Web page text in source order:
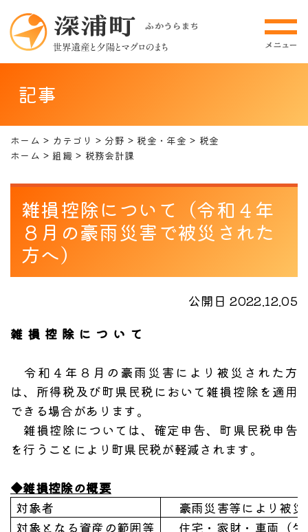
記事
ホーム カテゴリ 分野 税金・年金
税金
ホーム
組織 税務会計課
雑損控除について（令和４年
８月の豪雨災害で被災された
方へ）
公開日 2022.12.05
雑損控除について
令和４年８月の豪雨災害により被災された方
は、所得税及び町県民税において雑損控除を適用
できる場合があります。
雑損控除については、確定申告、町県民税申告
を行うことにより町県民税が軽減されます。
◆雑損控除の概要
対象者
豪雨災害等により被災
対象となる資産の範囲等
住宅・家財・車両（